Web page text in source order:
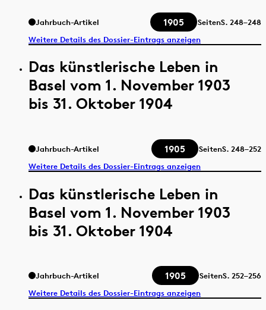
Jahrbuch-Artikel 1905 SeitenS. 248–248
Weitere Details des Dossier-Eintrags anzeigen
Das künstlerische Leben in
Basel vom 1. November 1903
bis 31. Oktober 1904
Jahrbuch-Artikel 1905 SeitenS. 248–252
Weitere Details des Dossier-Eintrags anzeigen
Das künstlerische Leben in
Basel vom 1. November 1903
bis 31. Oktober 1904
Jahrbuch-Artikel 1905 SeitenS. 252–256
Weitere Details des Dossier-Eintrags anzeigen